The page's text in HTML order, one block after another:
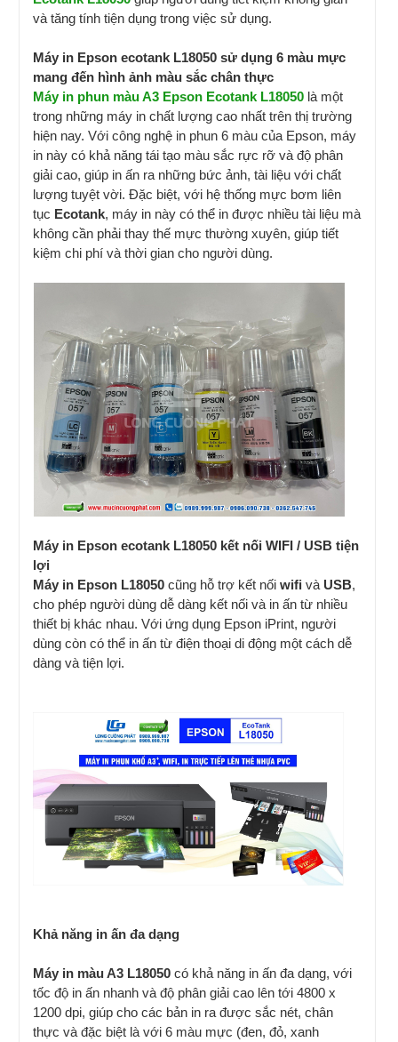
và tăng tính tiện dụng trong việc sử dụng.
Máy in Epson ecotank L18050 sử dụng 6 màu mực
mang đến hình ảnh màu sắc chân thực
Máy in phun màu A3 Epson Ecotank L18050 là một
trong những máy in chất lượng cao nhất trên thị trường
hiện nay. Với công nghệ in phun 6 màu của Epson, máy
in này có khả năng tái tạo màu sắc rực rỡ và độ phân
giải cao, giúp in ấn ra những bức ảnh, tài liệu với chất
lượng tuyệt vời. Đặc biệt, với hệ thống mực bơm liên
tục Ecotank, máy in này có thể in được nhiều tài liệu mà
không cần phải thay thế mực thường xuyên, giúp tiết
kiệm chi phí và thời gian cho người dùng.
Máy in Epson ecotank L18050 kết nối WIFI / USB tiện
lợi
Máy in Epson L18050 cũng hỗ trợ kết nối wifi và USB,
cho phép người dùng dễ dàng kết nối và in ấn từ nhiều
thiết bị khác nhau. Với ứng dụng Epson iPrint, người
dùng còn có thể in ấn từ điện thoại di động một cách dễ
dàng và tiện lợi.
Khả năng in ấn đa dạng
Máy in màu A3 L18050 có khả năng in ấn đa dạng, với
tốc độ in ấn nhanh và độ phân giải cao lên tới 4800 x
1200 dpi, giúp cho các bản in ra được sắc nét, chân
thực và đặc biệt là với 6 màu mực (đen, đỏ, xanh